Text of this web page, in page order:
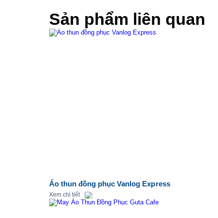
Sản phẩm liên quan
Áo thun đồng phục Vanlog Express
Xem chi tiết